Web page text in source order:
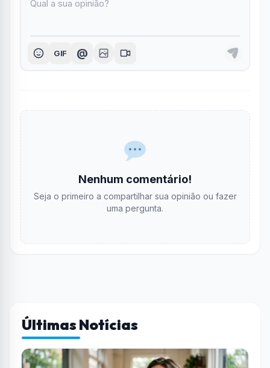
GIF @
Nenhum comentário!
Seja o primeiro a compartilhar sua opinião ou fazer
uma pergunta.
Últimas Notícias